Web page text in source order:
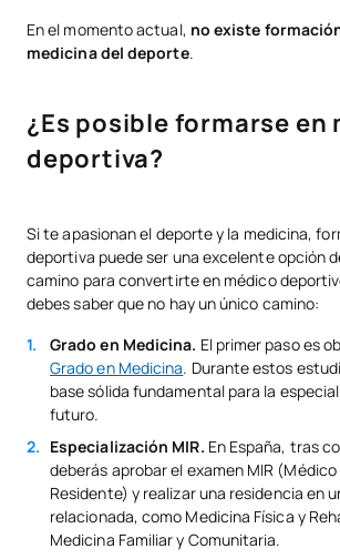
En el momento actual, no existe
medicina del deporte.
¿Es posible formarse en
deportiva?
Si te apasionan el deporte y la medicina,
deportiva puede ser una excelente opción
camino para convertirte en médico
debes saber que no hay un único camino:
Grado en Medicina. El primer paso es
Grado en Medicina. Durante estos
base sólida fundamental para la
futuro.
Especialización MIR. En España, tras
deberás aprobar el examen MIR
Residente) y realizar una residencia en
relacionada, como Medicina Física y
Medicina Familiar y Comunitaria.